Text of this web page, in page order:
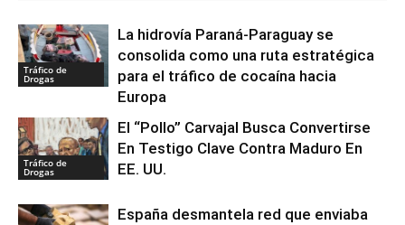
Tráfico de
Drogas
La hidrovía Paraná-Paraguay se
consolida como una ruta estratégica
para el tráfico de cocaína hacia
Europa
Tráfico de
Drogas
El “Pollo” Carvajal Busca Convertirse
En Testigo Clave Contra Maduro En
EE. UU.
España desmantela red que enviaba